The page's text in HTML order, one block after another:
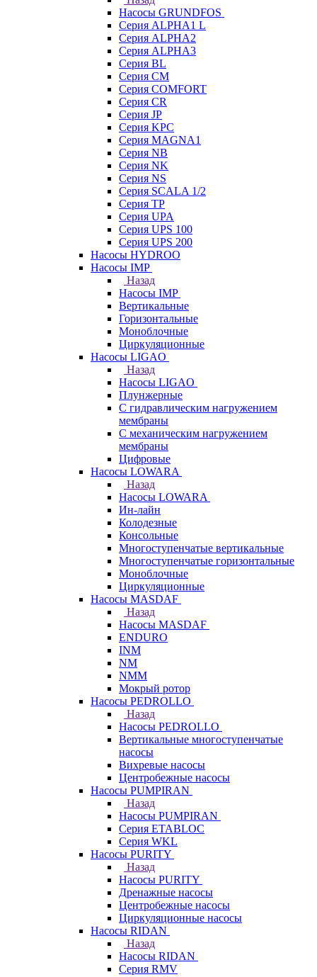
Насосы GRUNDFOS
Серия ALPHA1 L
Серия ALPHA2
Серия ALPHA3
Серия BL
Серия CM
Серия COMFORT
Серия CR
Серия JP
Серия KPC
Серия MAGNA1
Серия NB
Серия NK
Серия NS
Серия SCALA 1/2
Серия TP
Серия UPA
Серия UPS 100
Серия UPS 200
Насосы HYDROO
Насосы IMP
Назад
Насосы IMP
Вертикальные
Горизонтальные
Моноблочные
Циркуляционные
Насосы LIGAO
Назад
Насосы LIGAO
Плунжерные
С гидравлическим нагружением
мембраны
С механическим нагружением
мембраны
Цифровые
Насосы LOWARA
Назад
Насосы LOWARA
Ин-лайн
Колодезные
Консольные
Многоступенчатые вертикальные
Многоступенчатые горизонтальные
Моноблочные
Циркуляционные
Насосы MASDAF
Назад
Насосы MASDAF
ENDURO
INM
NM
NMM
Мокрый ротор
Насосы PEDROLLO
Назад
Насосы PEDROLLO
Вертикальные многоступенчатые
насосы
Вихревые насосы
Центробежные насосы
Насосы PUMPIRAN
Назад
Насосы PUMPIRAN
Серия ETABLOC
Серия WKL
Насосы PURITY
Назад
Насосы PURITY
Дренажные насосы
Центробежные насосы
Циркуляционные насосы
Насосы RIDAN
Назад
Насосы RIDAN
Серия RMV